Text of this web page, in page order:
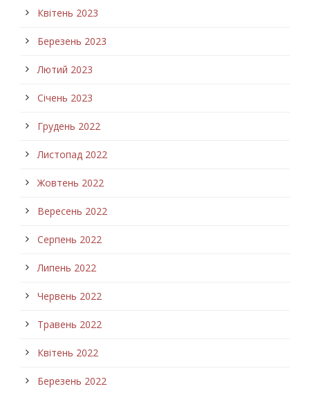
Квітень 2023
Березень 2023
Лютий 2023
Січень 2023
Грудень 2022
Листопад 2022
Жовтень 2022
Вересень 2022
Серпень 2022
Липень 2022
Червень 2022
Травень 2022
Квітень 2022
Березень 2022